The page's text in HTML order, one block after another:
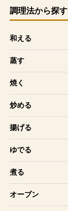
調理法から探す
和える
蒸す
焼く
炒める
揚げる
ゆでる
煮る
オーブン